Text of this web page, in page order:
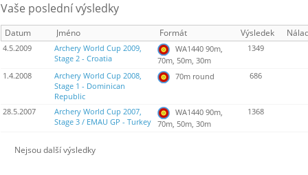
Vaše poslední výsledky
Datum Jméno Formát Výsledek
4.5.2009
Archery World Cup 2009,
Stage 2 - Croatia
WA1440 90m,
70m, 50m, 30m
1349
1.4.2008
Archery World Cup 2008,
Stage 1 - Dominican
Republic
70m round 686
28.5.2007
Archery World Cup 2007,
Stage 3 / EMAU GP - Turkey
WA1440 90m,
70m, 50m, 30m
1368
Nejsou další výsledky